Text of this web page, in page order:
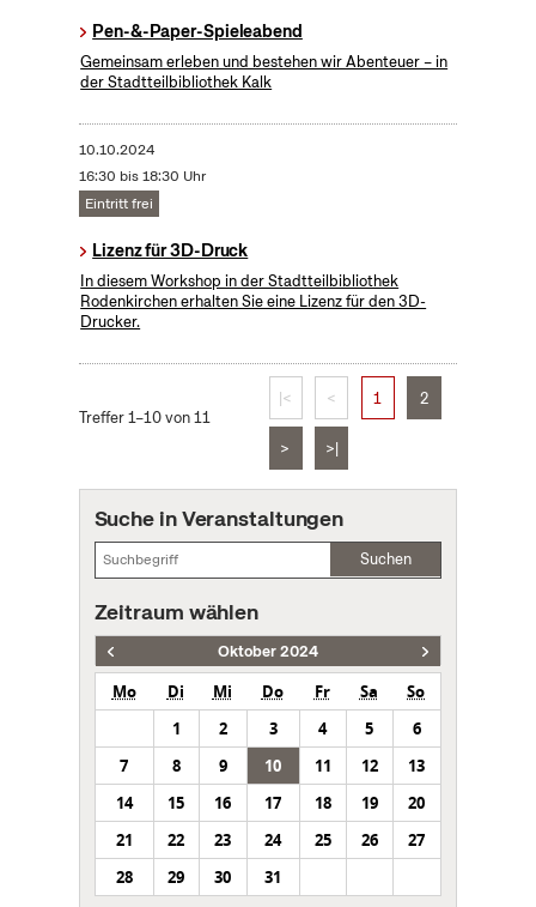
Pen-&-Paper-Spieleabend
Gemeinsam erleben und bestehen wir Abenteuer – in
der Stadtteilbibliothek Kalk
10.10.2024
16:30 bis 18:30 Uhr
Eintritt frei
Lizenz für 3D-Druck
In diesem Workshop in der Stadtteilbibliothek
Rodenkirchen erhalten Sie eine Lizenz für den 3D-
Drucker.
Treffer 1–10 von 11
|< < 1 2
> >|
Suche in Veranstaltungen
Suchen
Zeitraum wählen
Oktober 2024
Mo Di Mi Do Fr Sa
So
1
2 3 4 5
6
7
8 9 10 11 12
13
14
15 16 17 18 19
20
21
22 23 24 25 26
27
28
29 30 31